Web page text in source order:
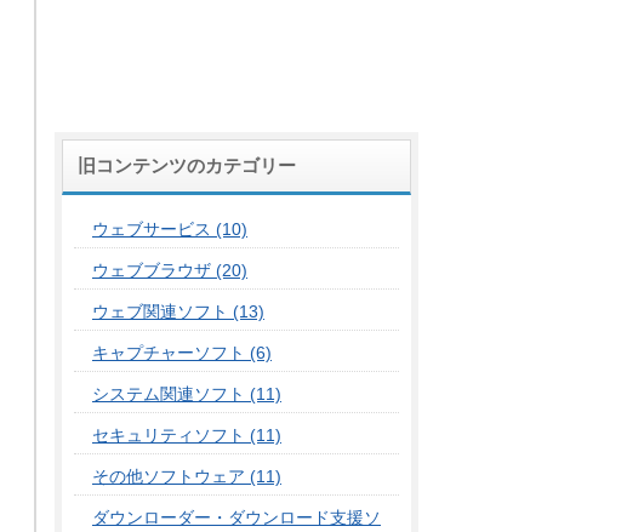
旧コンテンツのカテゴリー
ウェブサービス (10)
ウェブブラウザ (20)
ウェブ関連ソフト (13)
キャプチャーソフト (6)
システム関連ソフト (11)
セキュリティソフト (11)
その他ソフトウェア (11)
ダウンローダー・ダウンロード支援ソ